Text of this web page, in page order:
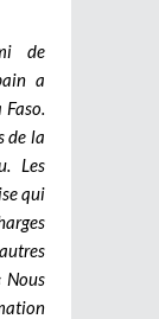
de
a
de la
Les
qui
Nous